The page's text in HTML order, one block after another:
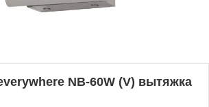
NB-60W (V) вытяжка